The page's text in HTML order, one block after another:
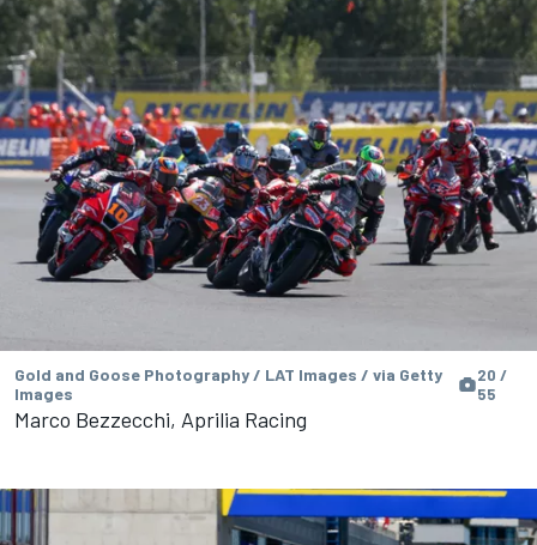
Gold and Goose Photography / LAT Images / via Getty
Images
20 /
55
Marco Bezzecchi, Aprilia Racing